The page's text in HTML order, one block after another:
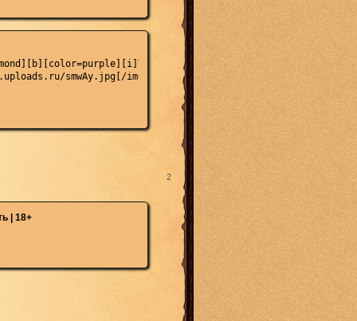
i][/color][/b][/font][/
smwAy.jpg[/img]
2
| 18+